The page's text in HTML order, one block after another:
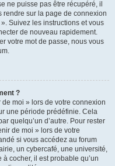
ne puisse pas être récupéré, il
rendre sur la page de connexion
Suivez les instructions et vous
de nouveau rapidement.
votre mot de passe, nous vous
?
moi » lors de votre connexion
une période prédéfinie. Cela
quelqu’un d’autre. Pour rester
de moi » lors de votre
si vous accédez au forum
un cybercafé, une université,
cocher, il est probable qu’un